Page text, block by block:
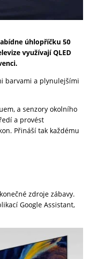
úhlopříčku 50
využívají QLED
barvami a plynulejšími
a senzory okolního
a provést
Přináší tak každému
zdroje zábavy.
Google Assistant,